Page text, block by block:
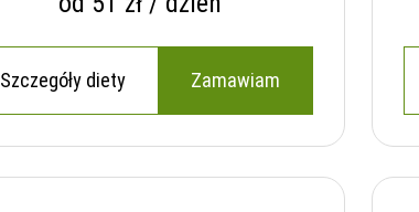
Szczegóły diety Zamawiam